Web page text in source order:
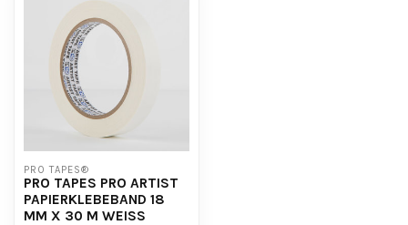
PRO TAPES®
PRO TAPES PRO ARTIST
PAPIERKLEBEBAND 18
MM X 30 M WEISS